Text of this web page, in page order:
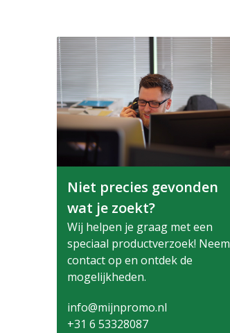
Niet precies gevonden
wat je zoekt?
Wij helpen je graag met een
speciaal productverzoek! Neem
contact op en ontdek de
mogelijkheden.
info@mijnpromo.nl
+31 6 53328087